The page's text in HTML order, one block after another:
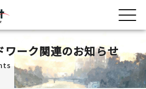
ワーク関連のお知らせ